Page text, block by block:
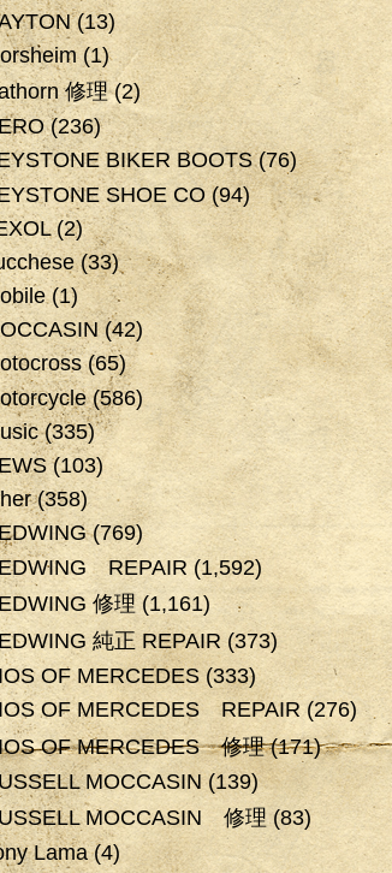
(13)
(1)
修理(2)
(236)
BIKER BOOTS(76)
SHOE CO(94)
(2)
(33)
(1)
(42)
(65)
(586)
(335)
(103)
(358)
(769)
REPAIR (1,592)
修理(1,161)
純正 REPAIR (373)
OF MERCEDES(333)
OF MERCEDES REPAIR(276)
OF MERCEDES 修理(171)
MOCCASIN(139)
MOCCASIN 修理(83)
Lama(4)